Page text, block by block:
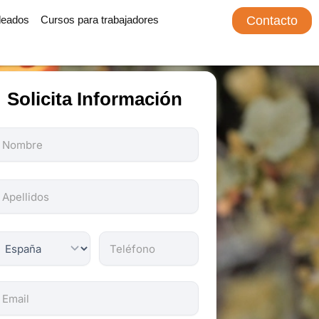
Cursos para trabajadores Contacto
Solicita Información